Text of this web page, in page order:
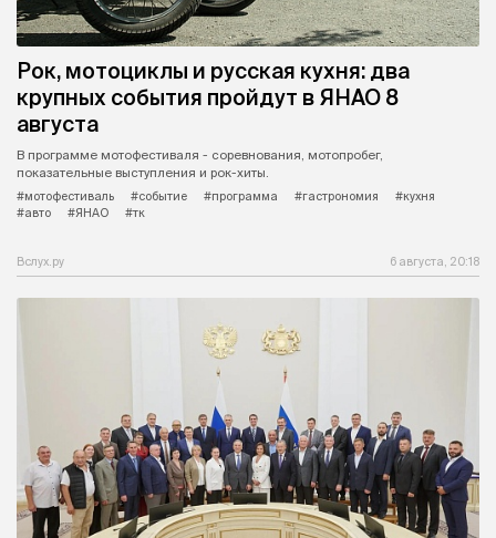
Рок, мотоциклы и русская кухня: два
крупных события пройдут в ЯНАО 8
августа
В программе мотофестиваля - соревнования, мотопробег,
показательные выступления и рок-хиты.
#мотофестиваль
#событие #программа #гастрономия
#кухня
#авто
#ЯНАО #тк
Вслух.ру 6 августа, 20:18